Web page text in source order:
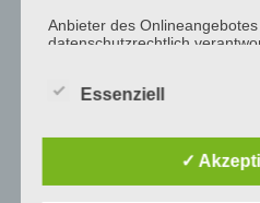
p.m.
p.m.
p.m.
Anbieter des
datenschutzrechtlich
bezeichnet als "AnbieterIn",
Der Begriff "Nutzer" umfasst
unseres Onlineangebotes.
Essenziell
✓